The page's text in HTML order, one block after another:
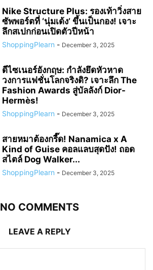
Nike Structure Plus: รองเท้าวิ่งสาย
ซัพพอร์ตที่ ‘นุ่มเด้ง’ ขึ้นเป็นกอง! เจาะ
ลึกสเปกก่อนเปิดตัวปีหน้า
ShoppingPlearn - December 3, 2025
ดีไซเนอร์อังกฤษ: กำลังยึดหัวหาด
วงการแฟชั่นโลกจริงดิ? เจาะลึก The
Fashion Awards สู่บัลลังก์ Dior-
Hermès!
ShoppingPlearn - December 3, 2025
สายหมาต้องกรี๊ด! Nanamica x A
Kind of Guise คอลแลบสุดปัง! ถอด
สไตล์ Dog Walker...
ShoppingPlearn - December 3, 2025
NO COMMENTS
LEAVE A REPLY